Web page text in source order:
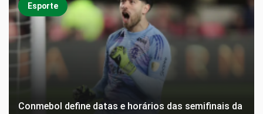
Esporte
Conmebol define datas e horários das semifinais da